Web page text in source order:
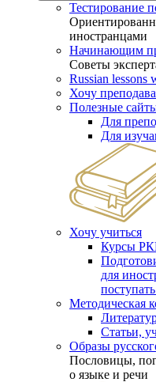
Тестирование
иностранцами
Начинающим
Советы
Russian lessons
Хочу
Полезные
Для
Для
Хочу учиться
Курсы
для
Методическая
Статьи,
Образы
Пословицы,
о языке и речи